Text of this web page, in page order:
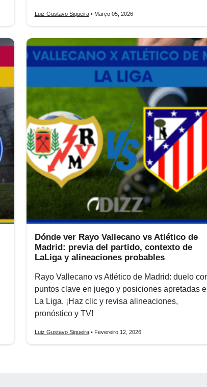
Luiz Gustavo Siqueira• Março 05, 2026
Dónde ver Rayo Vallecano vs Atlético de
Madrid: previa del partido, contexto de
LaLiga y alineaciones probables
Rayo Vallecano vs Atlético de Madrid: duelo
puntos clave en juego y posiciones apretadas
La Liga. ¡Haz clic y revisa alineaciones,
pronóstico y TV!
Luiz Gustavo Siqueira• Fevereiro 12, 2026